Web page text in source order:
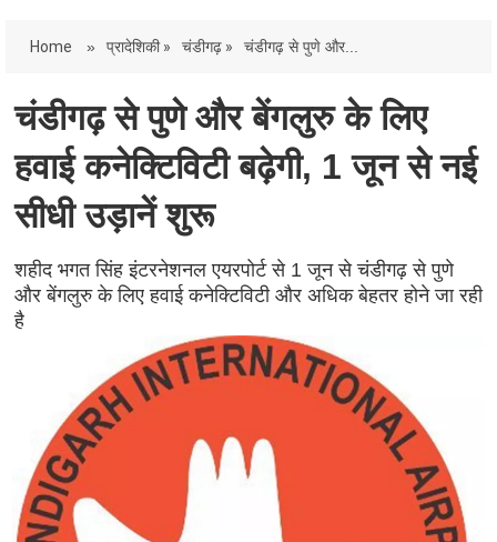
Home » प्रादेशिकी » चंडीगढ़ » चंडीगढ़ से पुणे और...
चंडीगढ़ से पुणे और बेंगलुरु के लिए
हवाई कनेक्टिविटी बढ़ेगी, 1 जून से नई
सीधी उड़ानें शुरू
शहीद भगत सिंह इंटरनेशनल एयरपोर्ट से 1 जून से चंडीगढ़ से पुणे
और बेंगलुरु के लिए हवाई कनेक्टिविटी और अधिक बेहतर होने जा रही
है